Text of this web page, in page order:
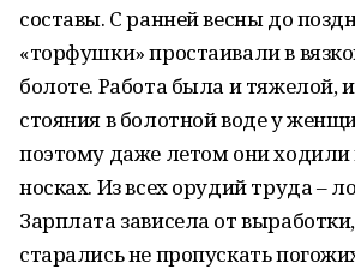
составы. С ранней весны до
«торфушки» простаивали в
болоте. Работа была и тяжелой,
стояния в болотной воде у
поэтому даже летом они
носках. Из всех орудий труда –
Зарплата зависела от
старались не пропускать